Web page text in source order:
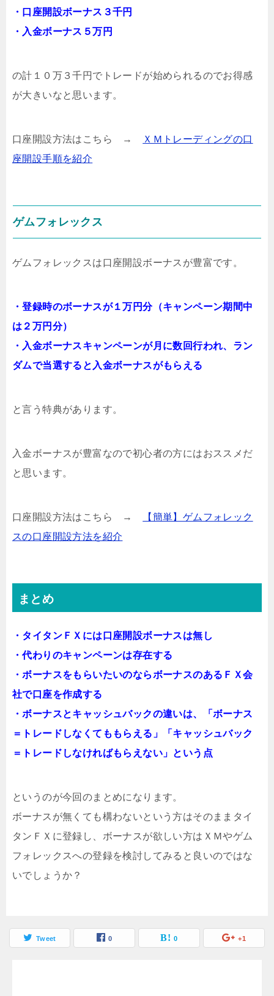
・口座開設ボーナス３千円
・入金ボーナス５万円
の計１０万３千円でトレードが始められるのでお得感
が大きいなと思います。
口座開設方法はこちら →
ＸＭトレーディングの口
座開設手順を紹介
ゲムフォレックス
ゲムフォレックスは口座開設ボーナスが豊富です。
・登録時のボーナスが１万円分（キャンペーン期間中
は２万円分）
・入金ボーナスキャンペーンが月に数回行われ、ラン
ダムで当選すると入金ボーナスがもらえる
と言う特典があります。
入金ボーナスが豊富なので初心者の方にはおススメだ
と思います。
口座開設方法はこちら →
【簡単】ゲムフォレック
スの口座開設方法を紹介
まとめ
・タイタンＦＸには口座開設ボーナスは無し
・代わりのキャンペーンは存在する
・ボーナスをもらいたいのならボーナスのあるＦＸ会
社で口座を作成する
・ボーナスとキャッシュバックの違いは、「ボーナス
＝トレードしなくてももらえる」「キャッシュバック
＝トレードしなければもらえない」という点
というのが今回のまとめになります。
ボーナスが無くても構わないという方はそのままタイ
タンＦＸに登録し、ボーナスが欲しい方はＸＭやゲム
フォレックスへの登録を検討してみると良いのではな
いでしょうか？
Tweet 0 0 +1